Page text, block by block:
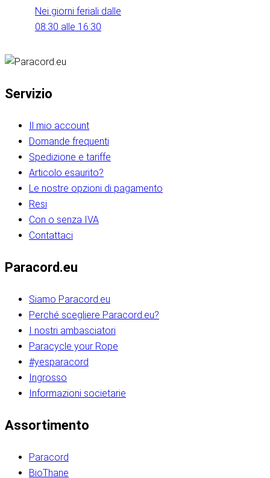
Nei giorni feriali dalle
08:30 alle 16:30
Servizio
Il mio account
Domande frequenti
Spedizione e tariffe
Articolo esaurito?
Le nostre opzioni di pagamento
Resi
Con o senza IVA
Contattaci
Paracord.eu
Siamo Paracord.eu
Perché scegliere Paracord.eu?
I nostri ambasciatori
Paracycle your Rope
#yesparacord
Ingrosso
Informazioni societarie​​​​‌ ‍ ​‍​‍‌‍ ‌ ​‍‌‍‍‌‌‍‌ ‌‍‍‌‌‍ ‍​‍​‍​ ‍‍​‍​‍‌ ​ ‌‍​‌‌‍ ‍‌‍‍‌‌ ‌​‌ ‍‌​‍ ‍‌‍‍‌‌‍ ​‍​‍​‍ ​​‍​‍‌‍‍​‌ ​‍‌‍‌‌‌‍‌‍​‍​‍​ ‍‍​‍​‍‌‍‍​‌ ‌​‌ ‌​‌ ​​‌ ​ ​ ‍‍​‍ ​‍ ‌ ​​‌‍​‌‌ ​‍‌‍​‌‌‍​ ‌‍ ‌ ​‍‌‍‌​​‍ ‍‌ ​ ‌‍​‌‌‍ ‍‌‍‍‌‌ ‌​‌ ‍‌​‍ ‍‌ ​ ‌ ‌​‌ ‌‌‌‍‌​‌‍‍‌‌‍ ​‍ ‌‍‍‌‌‍ ‍‌ ‌​‌‍‌‌‌‍ ‍‌ ‌​​‍ ‌‍‌‌‌‍‌​‌‍‍‌‌ ‌​​‍ ‌‍ ‌‌‍ ‌‍‌​‌‍‌‌​ ‌‌ ​​‌ ​‍‌‍‌‌‌ ​ ‌‍‌‌‌‍ ‍‌ ‌​‌‍​‌‌ ‌​‌‍‍‌‌‍ ‌‍ ‍​ ‍ ‌‍‍‌‌‍‌​​ ‌‌‍‌‍‌‍ ‌‍ ‌ ‌​‌‍‌‌‌ ​‍​‍ ‌‌‍​‍‌ ​‍‌‍​‌‌‍ ‍‌‍‌​​‍ ‌‌‍‍‌‌‍ ‌‌ ​​‌ ​‍‌‍‍‌‌‍ ‍‌ ‌​​ ‍ ‌ ‌​‌ ‍‌‌ ​​‌‍‌‌​ ‌‌ ‌​‌ ​‍‌‍​‌‌‍ ‍‌ ​ ‌‍ ​‌‍​‌‌ ‌​‌‍‌‌‌‍‌​​‍ ‌‌‍ ‌‌‍‌‌‌ ​ ‌ ​ ‌‍​‌‌‍‌ ‌‍‌‌​ ‍ ‌ ​​‌‍​‌‌ ‌​‌‍‍​​ ‌‌ ‌‍‌‍​‌‌‍ ​‌ ‌‌‌‍‌‌​‍ ‍‌‍‍‌‌ ‌​‌‌ ‌​‍‌‌‌‌​​ ‌‍​‍‌‍​‌‌ ​ ‌‍‌‌‌‌‌‌‌ ​‍‌‍ ​​ ‌‌‍‍​‌ ‌​‌ ‌​‌ ​​‌ ​ ​‍‌‌​ ​ ‌​​‌​‍‌‌​ ​‍‌​‌‍​‍‌‌​ ​‍‌​‌‍‌ ​​‌‍​‌‌ ​‍‌‍​‌‌‍​ ‌‍ ‌ ​‍‌‍‌​​‍ ‍‌ ​ ‌‍​‌‌‍ ‍‌‍‍‌‌ ‌​‌ ‍‌​‍ ‍‌ ​ ‌ ‌​‌ ‌‌‌‍‌​‌‍‍‌‌‍ ​‍‌‍‌‍‍‌‌‍‌​​ ‌‌‍‌‍‌‍ ‌‍ ‌ ‌​‌‍‌‌‌ ​‍​‍ ‌‌‍​‍‌ ​‍‌‍​‌‌‍ ‍‌‍‌​​‍ ‌‌‍‍‌‌‍ ‌‌ ​​‌ ​‍‌‍‍‌‌‍ ‍‌ ‌​​‍‌‍‌ ‌​‌ ‍‌‌ ​​‌‍‌‌​ ‌‌ ‌​‌ ​‍‌‍​‌‌‍ ‍‌ ​ ‌‍ ​‌‍​‌‌ ‌​‌‍‌‌‌‍‌​​‍ ‌‌‍ ‌‌‍‌‌‌ ​ ‌ ​ ‌‍​‌‌‍‌ ‌‍‌‌​‍‌‍‌ ​​‌‍​‌‌ ‌​‌‍‍​​ ‌‌ ‌‍‌‍​‌‌‍ ​‌ ‌‌‌‍‌‌​‍ ‍‌‍‍‌‌ ‌​‌‌ ‌​‍‌‌‌‌​​‍‌‍‌ ​​‌‍‌‌‌ ​‍‌ ​ ‌ ​​‌‍‌‌‌‍​ ‌ ‌​‌‍‍‌‌ ‌‍‌‍‌‌​ ‌‌ ​​‌ ‌‌‌‍​‍‌‍ ​‌‍‍‌‌ ​ ‌‍‍​‌‍‌‌‌‍‌​​‍​‍‌ ‌​​​​‌ ‍ ​‍​‍‌‍ ‌ ​‍‌‍‍‌‌‍‌ ‌‍‍‌‌‍ ‍​‍​‍​ ‍‍​‍​‍‌ ​ ‌‍​‌‌‍ ‍‌‍‍‌‌ ‌​‌ ‍‌​‍ ‍‌‍‍‌‌‍ ​‍​‍​‍ ​​‍​‍‌‍‍​‌ ​‍‌‍‌‌‌‍‌‍​‍​‍​ ‍‍​‍​‍‌‍‍​‌ ‌​‌ ‌​‌ ​​‌ ​ ​ ‍‍​‍ ​‍ ‌ ​​‌‍​‌‌ ​‍‌‍​‌‌‍​ ‌‍ ‌ ​‍‌‍‌​​‍ ‍‌ ​ ‌‍​‌‌‍ ‍‌‍‍‌‌ ‌​‌ ‍‌​‍ ‍‌ ​ ‌ ‌​‌ ‌‌‌‍‌​‌‍‍‌‌‍ ​‍ ‌‍‍‌‌‍ ‍‌ ‌​‌‍‌‌‌‍ ‍‌ ‌​​‍ ‌‍‌‌‌‍‌​‌‍‍‌‌ ‌​​‍ ‌‍ ‌‌‍ ‌‍‌​‌‍‌‌​ ‌‌ ​​‌ ​‍‌‍‌‌‌ ​ ‌‍‌‌‌‍ ‍‌ ‌​‌‍​‌‌ ‌​‌‍‍‌‌‍ ‌‍ ‍​ ‍ ‌‍‍‌‌‍‌​​ ‌‌‍‌‍‌‍ ‌‍ ‌ ‌​‌‍‌‌‌ ​‍​‍ ‌‌‍​‍‌ ​‍‌‍​‌‌‍ ‍‌‍‌​​‍ ‌‌‍‍‌‌‍ ‌‌ ​​‌ ​‍‌‍‍‌‌‍ ‍‌ ‌​​ ‍ ‌ ‌​‌ ‍‌‌ ​​‌‍‌‌​ ‌‌ ‌​‌ ​‍‌‍​‌‌‍ ‍‌ ​ ‌‍ ​‌‍​‌‌ ‌​‌‍‌‌‌‍‌​​‍ ‌‌‍ ‌‌‍‌‌‌ ​ ‌ ​ ‌‍​‌‌‍‌ ‌‍‌‌​ ‍ ‌ ​​‌‍​‌‌ ‌​‌‍‍​​ ‌‌ ‌‍‌‍​‌‌‍ ​‌ ‌‌‌‍‌‌​‍ ‍‌‍‍‌‌ ‌​‌‌ ‌​‍‌‌‌‌​​ ‌‍​‍‌‍​‌‌ ​ ‌‍‌‌‌‌‌‌‌ ​‍‌‍ ​​ ‌‌‍‍​‌ ‌​‌ ‌​‌ ​​‌ ​ ​‍‌‌​ ​ ‌​​‌​‍‌‌​ ​‍‌​‌‍​‍‌‌​ ​‍‌​‌‍‌ ​​‌‍​‌‌ ​‍‌‍​‌‌‍​ ‌‍ ‌ ​‍‌‍‌​​‍ ‍‌ ​ ‌‍​‌‌‍ ‍‌‍‍‌‌ ‌​‌ ‍‌​‍ ‍‌ ​ ‌ ‌​‌ ‌‌‌‍‌​‌‍‍‌‌‍ ​‍‌‍‌‍‍‌‌‍‌​​ ‌‌‍‌‍‌‍ ‌‍ ‌ ‌​‌‍‌‌‌ ​‍​‍ ‌‌‍​‍‌ ​‍‌‍​‌‌‍ ‍‌‍‌​​‍ ‌‌‍‍‌‌‍ ‌‌ ​​‌ ​‍‌‍‍‌‌‍ ‍‌ ‌​​‍‌‍‌ ‌​‌ ‍‌‌ ​​‌‍‌‌​ ‌‌ ‌​‌ ​‍‌‍​‌‌‍ ‍‌ ​ ‌‍ ​‌‍​‌‌ ‌​‌‍‌‌‌‍‌​​‍ ‌‌‍ ‌‌‍‌‌‌ ​ ‌ ​ ‌‍​‌‌‍‌ ‌‍‌‌​‍‌‍‌ ​​‌‍​‌‌ ‌​‌‍‍​​ ‌‌ ‌‍‌‍​‌‌‍ ​‌ ‌‌‌‍‌‌​‍ ‍‌‍‍‌‌ ‌​‌‌ ‌​‍‌‌‌‌​​‍‌‍‌ ​​‌‍‌‌‌ ​‍‌ ​ ‌ ​​‌‍‌‌‌‍​ ‌ ‌​‌‍‍‌‌ ‌‍‌‍‌‌​ ‌‌ ​​‌ ‌‌‌‍​‍‌‍ ​‌‍‍‌‌ ​ ‌‍‍​‌‍‌‌‌‍‌​​‍​‍‌ ‌
Assortimento
Paracord
BioThane